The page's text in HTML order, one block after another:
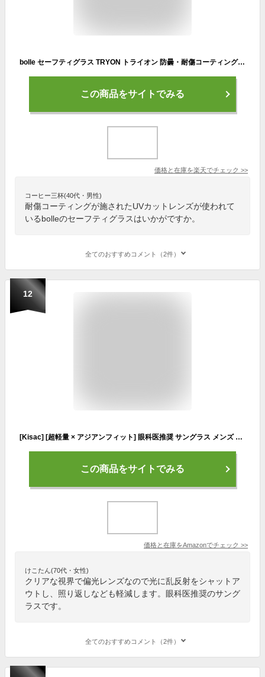
bolle セーフティグラス TRYON トライオン 防曇・耐傷コーティング ブルーフラッシュレンズ ボレー メンズ アイウェア 紫外線カット UVカット サングラス セーフティーグラス 保護メガネ 保護眼鏡 保護めがね 安全メガネ 作業用メガネ
この商品をサイトでみる
価格と在庫を楽天でチェック >>
コーヒー三杯(40代・男性)
耐傷コーティングが施されたUVカットレンズが使われて
いるbolleのセーフティグラスはいかがですか。
全てのおすすめコメント（2件）
12
[Kisac] [超軽量 × アジアンフィット] 眼科医推奨 サングラス メンズ 偏光 サイクリング 運転用サングラス 自転車 野球 紫外線99.9%カット UV400 レディース ユニセックス
この商品をサイトでみる
価格と在庫をAmazonでチェック >>
けこたん(70代・女性)
クリアな視界で偏光レンズなので光に乱反射をシャットア
ウトし、照り返しなども軽減します。眼科医推奨のサング
ラスです。
全てのおすすめコメント（2件）